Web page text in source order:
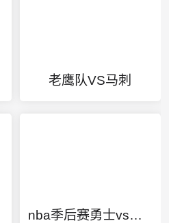
老鹰队VS马刺
nba季后赛勇士vs独行侠